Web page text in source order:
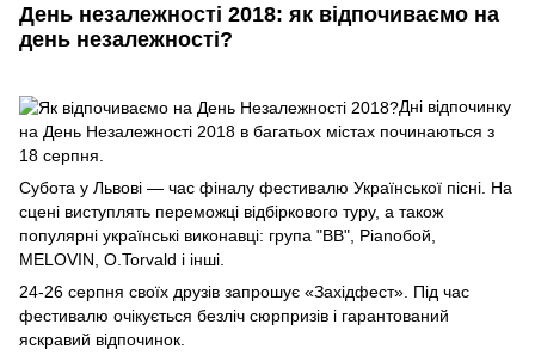
День незалежності 2018: як відпочиваємо на
день незалежності?
Дні відпочинку
на День Незалежності 2018 в багатьох містах починаються з
18 серпня.
Субота у Львові — час фіналу фестивалю Української пісні. На
сцені виступлять переможці відбіркового туру, а також
популярні українські виконавці: група "ВВ", Ріаnобой,
MELOVIN, O.Torvald і інші.
24-26 серпня своїх друзів запрошує «Західфест». Під час
фестивалю очікується безліч сюрпризів і гарантований
яскравий відпочинок.